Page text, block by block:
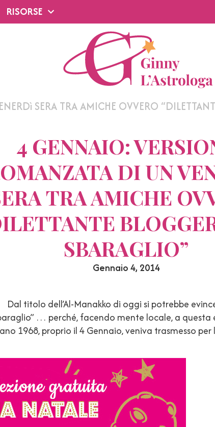
RISORSE
SERA TRA AMICHE OVVERO
4 GENNAIO:
DI UN
TRA AMICHE
SBARAGLIO”
Gennaio 4, 2014
Dal titolo dell’Al-Manakko di oggi si potrebbe
… perché, facendo mente locale, a questa
1968, proprio il 4 Gennaio, veniva trasmesso